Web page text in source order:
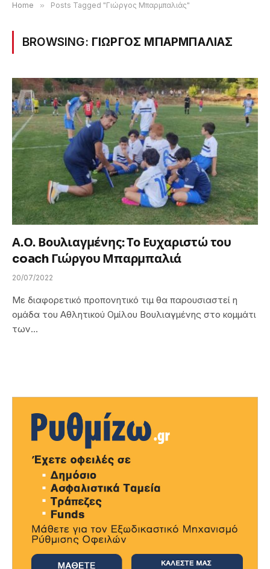
Home » Posts Tagged "Γιώργος Μπαρμπαλιάς"
BROWSING: ΓΙΩΡΓΟΣ ΜΠΑΡΜΠΑΛΙΑΣ
Α.Ο. Βουλιαγμένης: Το Ευχαριστώ του
coach Γιώργου Μπαρμπαλιά
20/07/2022
Με διαφορετικό προπονητικό τιμ θα παρουσιαστεί η
ομάδα του Αθλητικού Ομίλου Βουλιαγμένης στο κομμάτι
των…